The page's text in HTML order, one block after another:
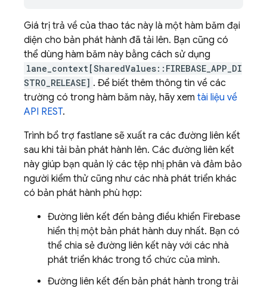
Giá trị trả về của thao tác này là một hàm băm đại
diện cho bản phát hành đã tải lên. Bạn cũng có
thể dùng hàm băm này bằng cách sử dụng
lane_context[SharedValues::FIREBASE_APP_DI
STRO_RELEASE] . Để biết thêm thông tin về các
trường có trong hàm băm này, hãy xem tài liệu về
API REST.
Trình bổ trợ fastlane sẽ xuất ra các đường liên kết
sau khi tải bản phát hành lên. Các đường liên kết
này giúp bạn quản lý các tệp nhị phân và đảm bảo
người kiểm thử cũng như các nhà phát triển khác
có bản phát hành phù hợp:
Đường liên kết đến bảng điều khiển Firebase
hiển thị một bản phát hành duy nhất. Bạn có
thể chia sẻ đường liên kết này với các nhà
phát triển khác trong tổ chức của mình.
Đường liên kết đến bản phát hành trong trải